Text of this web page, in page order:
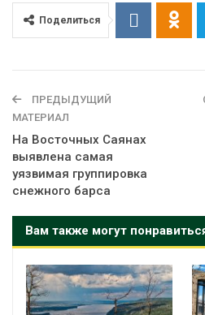
Поделиться
ПРЕДЫДУЩИЙ
МАТЕРИАЛ
На Восточных Саянах
выявлена самая
уязвимая группировка
снежного барса
Вам также могут